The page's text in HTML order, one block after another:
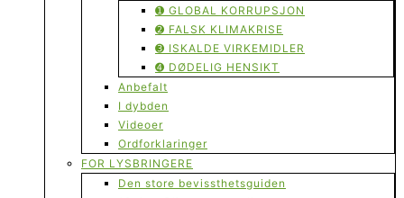
➊ GLOBAL KORRUPSJON
➋ FALSK KLIMAKRISE
➌ ISKALDE VIRKEMIDLER
➍ DØDELIG HENSIKT
Anbefalt
I dybden
Videoer
Ordforklaringer
FOR LYSBRINGERE
Den store bevissthetsguiden